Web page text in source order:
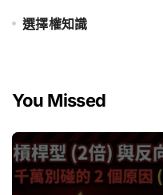
選擇權知識
You Missed